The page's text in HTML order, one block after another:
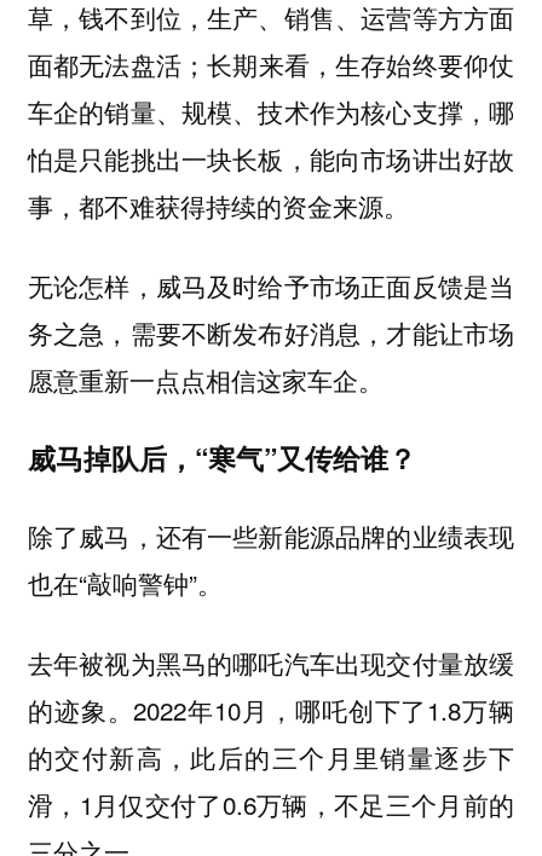
草，钱不到位，生产、销售、运营等方方面
面都无法盘活；长期来看，生存始终要仰仗
车企的销量、规模、技术作为核心支撑，哪
怕是只能挑出一块长板，能向市场讲出好故
事，都不难获得持续的资金来源。
无论怎样，威马及时给予市场正面反馈是当
务之急，需要不断发布好消息，才能让市场
愿意重新一点点相信这家车企。
威马掉队后，“寒气”又传给谁？
除了威马，还有一些新能源品牌的业绩表现
也在“敲响警钟”。
去年被视为黑马的哪吒汽车出现交付量放缓
的迹象。2022年10月，哪吒创下了1.8万辆
的交付新高，此后的三个月里销量逐步下
滑，1月仅交付了0.6万辆，不足三个月前的